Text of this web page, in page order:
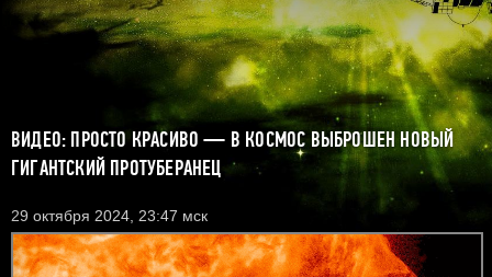
ВИДЕО: ПРОСТО КРАСИВО — В КОСМОС ВЫБРОШЕН НОВЫЙ
ГИГАНТСКИЙ ПРОТУБЕРАНЕЦ
29 октября 2024, 23:47 мск